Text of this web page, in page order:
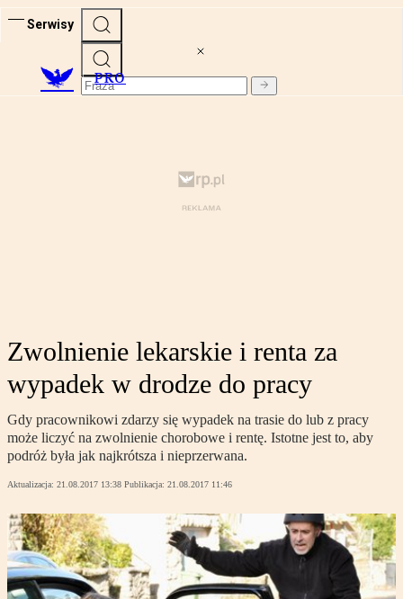
Serwisy
PRO
Zwolnienie lekarskie i renta za
wypadek w drodze do pracy
Gdy pracownikowi zdarzy się wypadek na trasie do lub z pracy
może liczyć na zwolnienie chorobowe i rentę. Istotne jest to, aby
podróż była jak najkrótsza i nieprzerwana.
Aktualizacja: 21.08.2017 13:38 Publikacja: 21.08.2017 11:46